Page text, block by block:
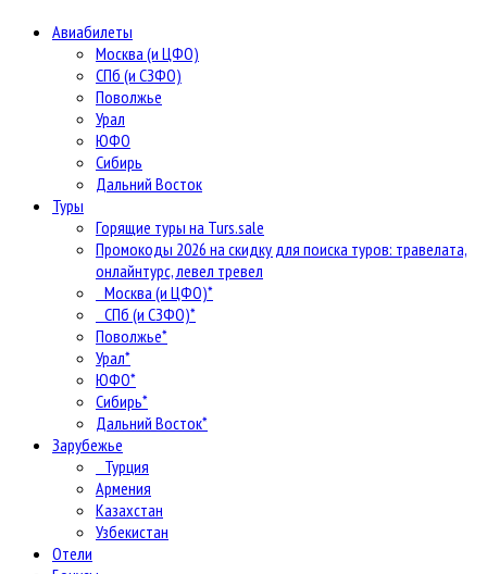
Авиабилеты
Москва (и ЦФО)
СПб (и СЗФО)
Поволжье
Урал
ЮФО
Сибирь
Дальний Восток
Туры
Горящие туры на Turs.sale
Промокоды 2026 на скидку для поиска туров: травелата,
онлайнтурс, левел тревел
Москва (и ЦФО)*
СПб (и СЗФО)*
Поволжье*
Урал*
ЮФО*
Сибирь*
Дальний Восток*
Зарубежье
Турция
Армения
Казахстан
Узбекистан
Отели